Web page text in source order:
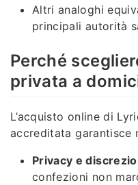
Altri analoghi
principali autorità
Perché
privata a
L’acquisto online di
accreditata garantisce
Privacy e
confezioni non